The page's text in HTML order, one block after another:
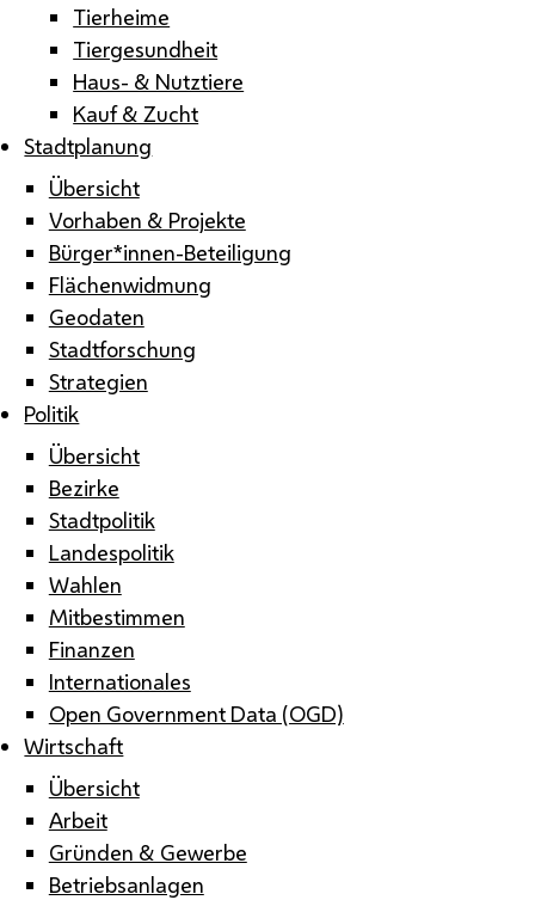
Tierheime
Tiergesundheit
Haus- & Nutztiere
Kauf & Zucht
Stadtplanung
Übersicht
Vorhaben & Projekte
Bürger*innen-Beteiligung
Flächenwidmung
Geodaten
Stadtforschung
Strategien
Politik
Übersicht
Bezirke
Stadtpolitik
Landespolitik
Wahlen
Mitbestimmen
Finanzen
Internationales
Open Government Data (OGD)
Wirtschaft
Übersicht
Arbeit
Gründen & Gewerbe
Betriebsanlagen